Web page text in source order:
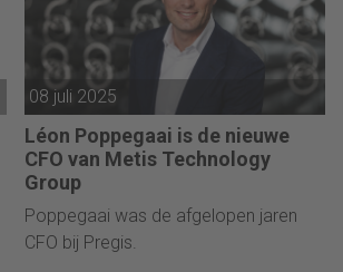
08 juli 2025
Léon Poppegaai is de nieuwe
CFO van Metis Technology
Group
Poppegaai was de afgelopen jaren
CFO bij Pregis.